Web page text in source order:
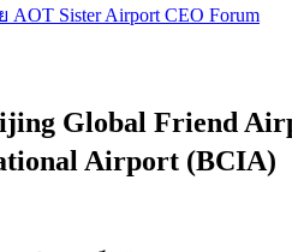
Sister Airport CEO Forum
Global Friend
Airport (BCIA)